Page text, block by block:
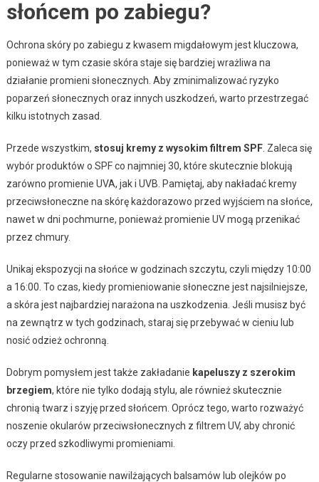
słońcem po zabiegu?
Ochrona skóry po zabiegu z kwasem migdałowym jest kluczowa,
ponieważ w tym czasie skóra staje się bardziej wrażliwa na
działanie promieni słonecznych. Aby zminimalizować ryzyko
poparzeń słonecznych oraz innych uszkodzeń, warto przestrzegać
kilku istotnych zasad.
Przede wszystkim, stosuj kremy z wysokim filtrem SPF. Zaleca się
wybór produktów o SPF co najmniej 30, które skutecznie blokują
zarówno promienie UVA, jak i UVB. Pamiętaj, aby nakładać kremy
przeciwsłoneczne na skórę każdorazowo przed wyjściem na słońce,
nawet w dni pochmurne, ponieważ promienie UV mogą przenikać
przez chmury.
Unikaj ekspozycji na słońce w godzinach szczytu, czyli między 10:00
a 16:00. To czas, kiedy promieniowanie słoneczne jest najsilniejsze,
a skóra jest najbardziej narażona na uszkodzenia. Jeśli musisz być
na zewnątrz w tych godzinach, staraj się przebywać w cieniu lub
nosić odzież ochronną.
Dobrym pomysłem jest także zakładanie kapeluszy z szerokim
brzegiem, które nie tylko dodają stylu, ale również skutecznie
chronią twarz i szyję przed słońcem. Oprócz tego, warto rozważyć
noszenie okularów przeciwsłonecznych z filtrem UV, aby chronić
oczy przed szkodliwymi promieniami.
Regularne stosowanie nawilżających balsamów lub olejków po